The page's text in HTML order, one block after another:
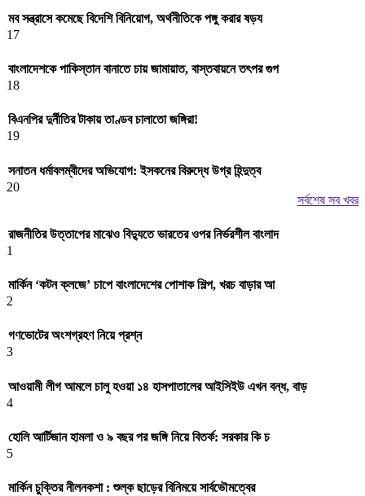
মব সন্ত্রাসে কমেছে বিদেশি বিনিয়োগ, অর্থনীতিকে পঙ্গু করার ষড়য
17
বাংলাদেশকে পাকিস্তান বানাতে চায় জামায়াত, বাস্তবায়নে তৎপর গুপ
18
বিএনপির দুর্নীতির টাকায় তাণ্ডব চালাতো জঙ্গিরা!
19
⁨সনাতন ধর্মাবলম্বীদের অভিযোগ: ইসকনের বিরুদ্ধে উগ্র হিন্দুত্ব
20
সর্বশেষ সব খবর
রাজনীতির উত্তাপের মাঝেও বিদ্যুতে ভারতের ওপর নির্ভরশীল বাংলাদ
1
মার্কিন ‘কটন ক্লজে’ চাপে বাংলাদেশের পোশাক শিল্প, খরচ বাড়ার আ
2
গণভোটের অংশগ্রহণ নিয়ে প্রশ্ন
3
আওয়ামী লীগ আমলে চালু হওয়া ১৪ হাসপাতালের আইসিইউ এখন বন্ধ, বাড়
4
হোলি আর্টিজান হামলা ও ৯ বছর পর জঙ্গি নিয়ে বিতর্ক: সরকার কি চ
5
মার্কিন চুক্তির নীলনকশা : শুল্ক ছাড়ের বিনিময়ে সার্বভৌমত্বের